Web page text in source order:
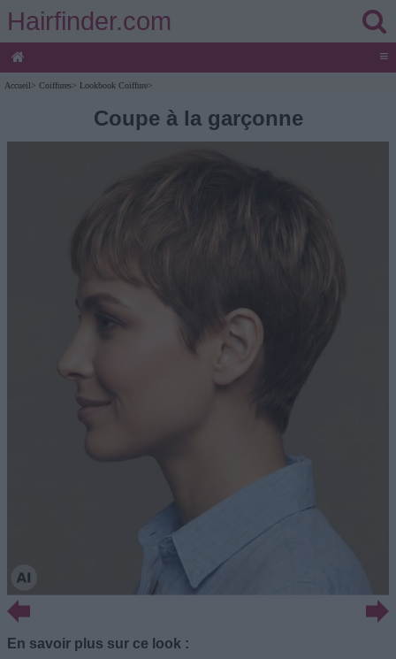
Hairfinder.com
≡
Accueil> Coiffures> Lookbook Coiffure>
Coupe à la garçonne
En savoir plus sur ce look :